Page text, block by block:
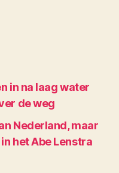
in na laag water
de weg
Nederland, maar
het Abe Lenstra